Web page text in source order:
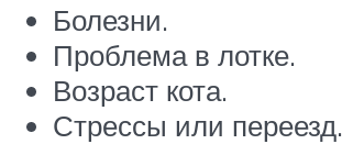
Болезни.
Проблема в лотке.
Возраст кота.
Стрессы или переезд.